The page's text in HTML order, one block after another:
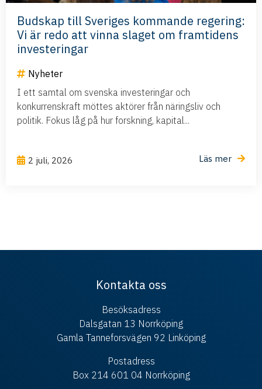
Budskap till Sveriges kommande regering:
Vi är redo att vinna slaget om framtidens
investeringar
Nyheter
I ett samtal om svenska investeringar och
konkurrenskraft möttes aktörer från näringsliv och
politik. Fokus låg på hur forskning, kapital...
2 juli, 2026 Läs mer
Kontakta oss
Besöksadress
Dalsgatan 13 Norrköping
Gamla Tanneforsvägen 92 Linköping
Postadress
Box 214 601 04 Norrköping